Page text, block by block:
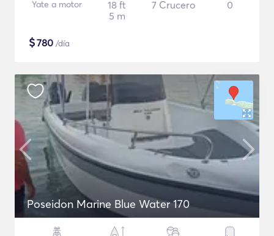
Yate a motor
18 ft
5 m
7 Crucero 0
$780 /día
Poseidon Marine Blue Water 170